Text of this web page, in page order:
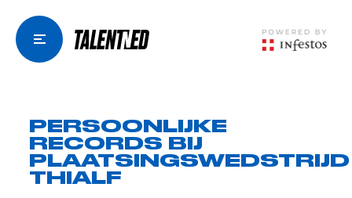
PERSOONLIJKE
RECORDS BIJ
PLAATSINGSWEDSTRIJD
THIALF